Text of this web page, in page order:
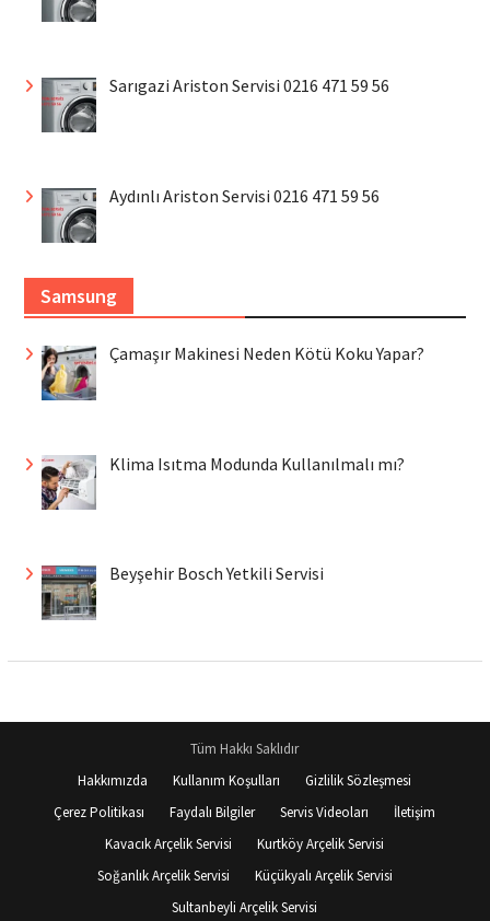
Sarıgazi Ariston Servisi 0216 471 59 56
Aydınlı Ariston Servisi 0216 471 59 56
Samsung
Çamaşır Makinesi Neden Kötü Koku Yapar?
Klima Isıtma Modunda Kullanılmalı mı?
Beyşehir Bosch Yetkili Servisi
Tüm Hakkı Saklıdır
Hakkımızda
Kullanım Koşulları
Gizlilik Sözleşmesi
Çerez Politikası
Faydalı Bilgiler Servis Videoları
İletişim
Kavacık Arçelik Servisi
Kurtköy Arçelik Servisi
Soğanlık Arçelik Servisi
Küçükyalı Arçelik Servisi
Sultanbeyli Arçelik Servisi